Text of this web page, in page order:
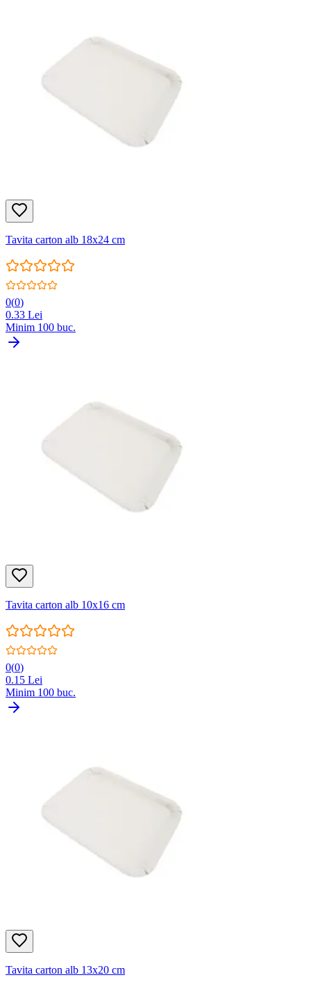
Tavita carton alb 18x24 cm
0(0)
0.33 Lei
Minim 100 buc.
Tavita carton alb 10x16 cm
0(0)
0.15 Lei
Minim 100 buc.
Tavita carton alb 13x20 cm